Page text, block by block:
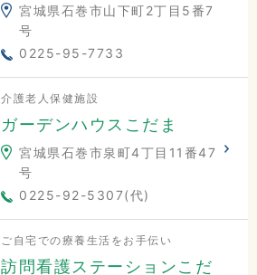
宮城県石巻市山下町2丁目5番7
号
0225-95-7733
介護老人保健施設
ガーデンハウスこだま
宮城県石巻市泉町4丁目11番47
号
0225-92-5307(代)
ご自宅での療養生活をお手伝い
訪問看護ステーションこだ